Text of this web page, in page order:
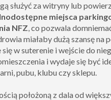
służyć za witryny lub
miejsca
NFZ, co pozwala
miałaby dużą szansę na
w suterenie i wejście do
i wydaje się być
pubu, klubu czy sklepu.
położoną z dala od